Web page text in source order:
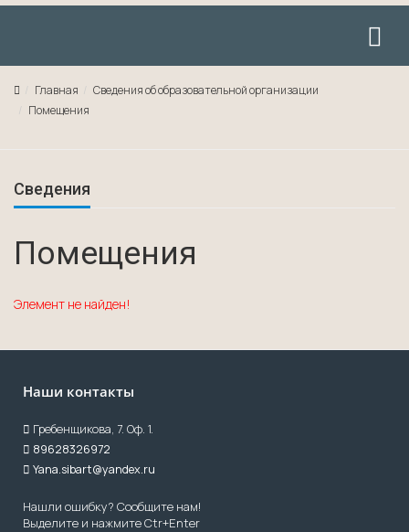
Главная
Сведения об образовательной организации
Помещения
Сведения
Помещения
Элемент не найден!
Наши контакты
Гребенщикова, 7. Оф. 1.
89628326972
Yana.sibart@yandex.ru
Нашли ошибку? Сообщите нам!
Выделите и нажмите Ctr+Enter